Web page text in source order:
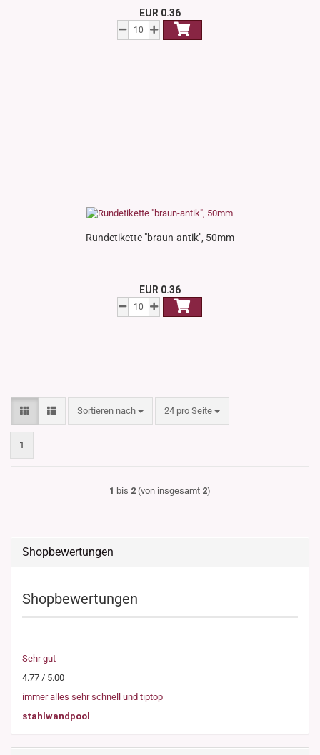
EUR 0.36
Rundetikette "braun-antik", 50mm
EUR 0.36
Sortieren nach
Sortieren nach 24 pro Seite
pro Seite
1
1 bis 2 (von insgesamt 2)
Shopbewertungen
Shopbewertungen
Sehr gut
4.77 / 5.00
immer alles sehr schnell und tiptop
stahlwandpool